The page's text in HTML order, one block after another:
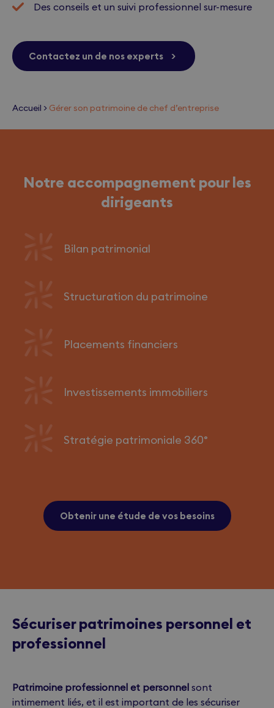
Des conseils et un suivi professionnel sur-mesure
Contactez un de nos experts >
Accueil > Gérer son patrimoine de chef d’entreprise
Notre accompagnement pour les
dirigeants
Bilan patrimonial
Structuration du patrimoine
Placements financiers
Investissements immobiliers
Stratégie patrimoniale 360°
Obtenir une étude de vos besoins
Sécuriser patrimoines personnel et
professionnel
Patrimoine professionnel et personnel sont
intimement liés, et il est important de les sécuriser